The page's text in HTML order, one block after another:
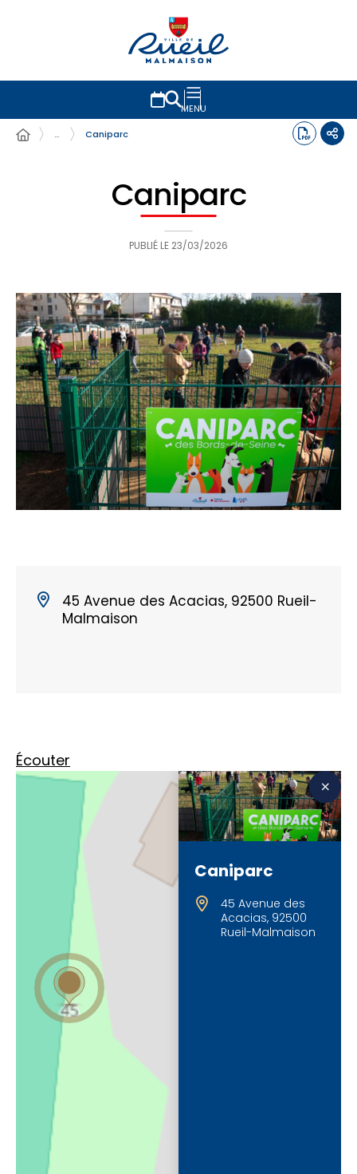
MENU
…
Caniparc
Caniparc
PUBLIÉ LE 23/03/2026
45 Avenue des Acacias, 92500 Rueil-
Malmaison
Écouter
Caniparc
45 Avenue des
Acacias, 92500
Rueil-Malmaison